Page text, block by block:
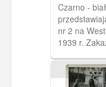
Czarno -
nr 2 na
1939 r.
Światowej
MIIWS/F/2